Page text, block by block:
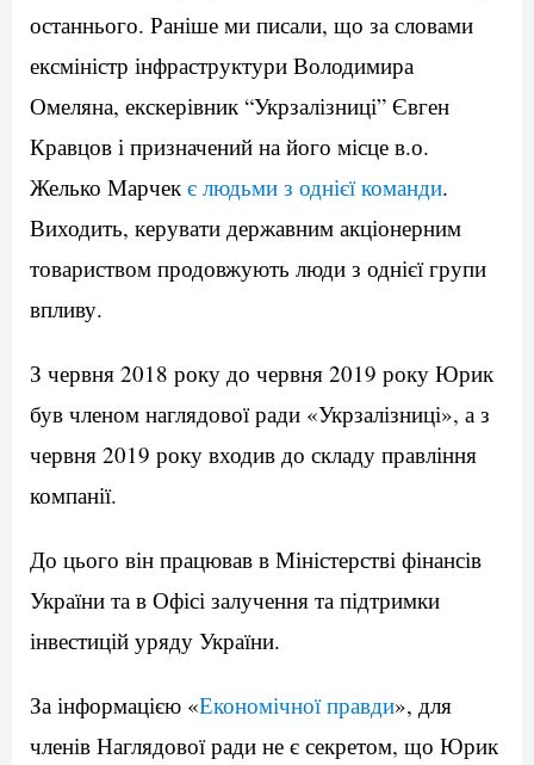
останнього. Раніше ми писали, що за словами
ексміністр інфраструктури Володимира
Омеляна, екскерівник “Укрзалізниці” Євген
Кравцов і призначений на його місце в.о.
Желько Марчек є людьми з однієї команди.
Виходить, керувати державним акціонерним
товариством продовжують люди з однієї групи
впливу.
З червня 2018 року до червня 2019 року Юрик
був членом наглядової ради «Укрзалізниці», а з
червня 2019 року входив до складу правління
компанії.
До цього він працював в Міністерстві фінансів
України та в Офісі залучення та підтримки
інвестицій уряду України.
За інформацією «Економічної правди», для
членів Наглядової ради не є секретом, що Юрик